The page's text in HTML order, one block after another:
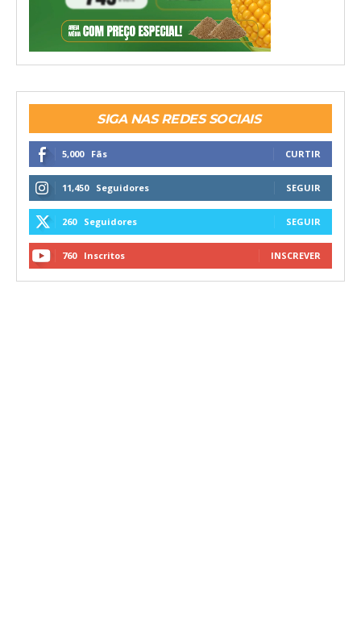
SIGA NAS REDES SOCIAIS
5,000 Fãs CURTIR
11,450 Seguidores SEGUIR
260 Seguidores SEGUIR
760 Inscritos INSCREVER